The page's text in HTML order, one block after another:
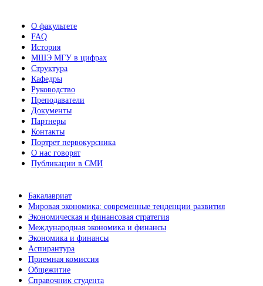
О факультете
FAQ
История
МШЭ МГУ в цифрах
Структура
Кафедры
Руководство
Преподаватели
Документы
Партнеры
Контакты
Портрет первокурсника
О нас говорят
Публикации в СМИ
Бакалавриат
Мировая экономика: современные тенденции развития
Экономическая и финансовая стратегия
Международная экономика и финансы
Экономика и финансы
Аспирантура
Приемная комиссия
Общежитие
Справочник студента